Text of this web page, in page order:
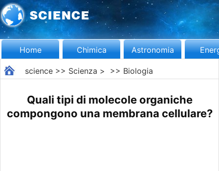
Home Chimica Astronomia
science>> Scienza > >> Biologia
Quali tipi di molecole organiche
compongono una membrana cellulare?